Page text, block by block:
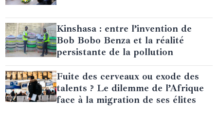
Kinshasa : entre l’invention de
Bob Bobo Benza et la réalité
persistante de la pollution
Fuite des cerveaux ou exode des
talents ? Le dilemme de l’Afrique
face à la migration de ses élites